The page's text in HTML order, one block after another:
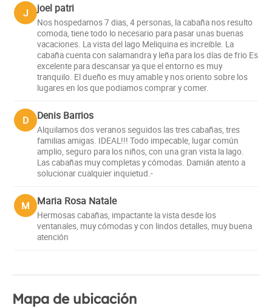
J joel patri
Nos hospedamos 7 dias, 4 personas, la cabaña nos resulto
comoda, tiene todo lo necesario para pasar unas buenas
vacaciones. La vista del lago Meliquina es increible. La
cabaña cuenta con salamandra y leña para los días de frio Es
excelente para descansar ya que el entorno es muy
tranquilo. El dueño es muy amable y nos oriento sobre los
lugares en los que podiamos comprar y comer.
D Denis Barrios
Alquilamos dos veranos seguidos las tres cabañas, tres
familias amigas. IDEAL!!! Todo impecable, lugar común
amplio, seguro para los niños, con una gran vista la lago.
Las cabañas muy completas y cómodas. Damián atento a
solucionar cualquier inquietud.-
M Maria Rosa Natale
Hermosas cabañas, impactante la vista desde los
ventanales, muy cómodas y con lindos detalles, muy buena
atención
Mapa de ubicación